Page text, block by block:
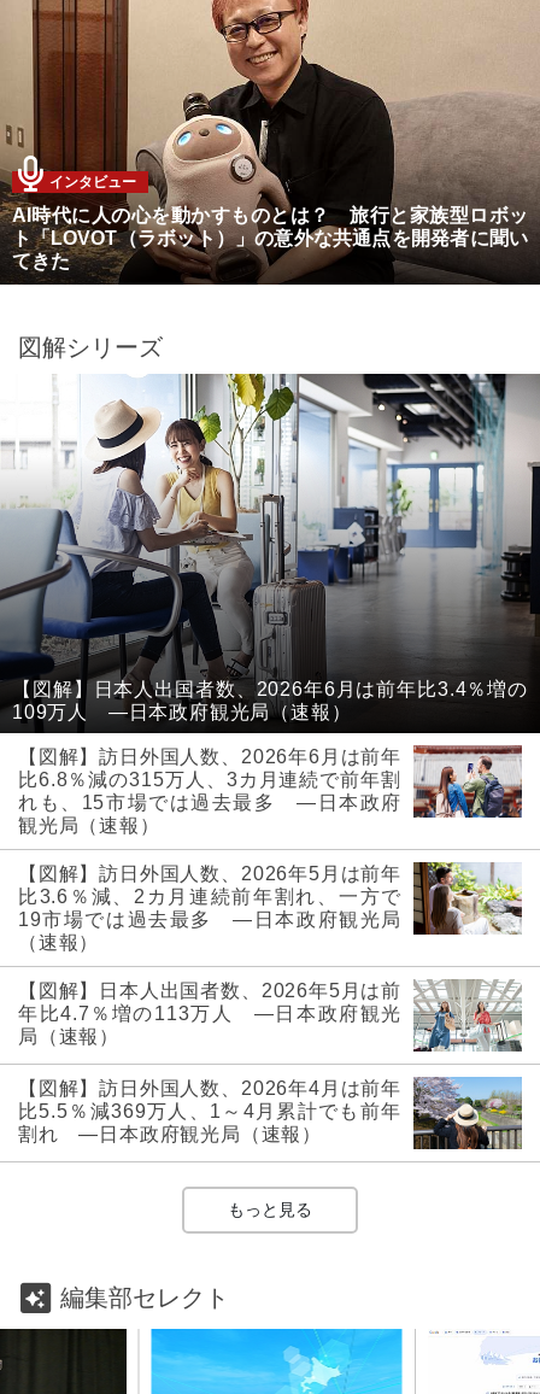
インタビュー
AI時代に人の心を動かすものとは？ 旅行と家族型ロボッ
ト「LOVOT（ラボット）」の意外な共通点を開発者に聞い
てきた
図解シリーズ
【図解】日本人出国者数、2026年6月は前年比3.4％増の
109万人 ―日本政府観光局（速報）
【図解】訪日外国人数、2026年6月は前年
比6.8％減の315万人、3カ月連続で前年割
れも、15市場では過去最多 ―日本政府
観光局（速報）
【図解】訪日外国人数、2026年5月は前年
比3.6％減、2カ月連続前年割れ、一方で
19市場では過去最多 ―日本政府観光局
（速報）
【図解】日本人出国者数、2026年5月は前
年比4.7％増の113万人 ―日本政府観光
局（速報）
【図解】訪日外国人数、2026年4月は前年
比5.5％減369万人、1～4月累計でも前年
割れ ―日本政府観光局（速報）
もっと見る
編集部セレクト